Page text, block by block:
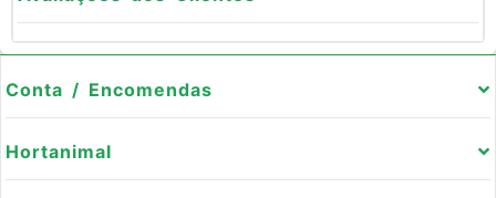
Conta / Encomendas
Hortanimal